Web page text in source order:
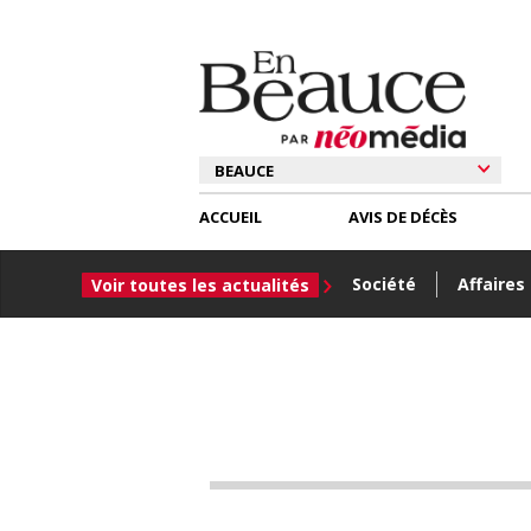
ACCUEIL
Voir toutes les actualités Société Affaires
AVIS DE DÉCÈS